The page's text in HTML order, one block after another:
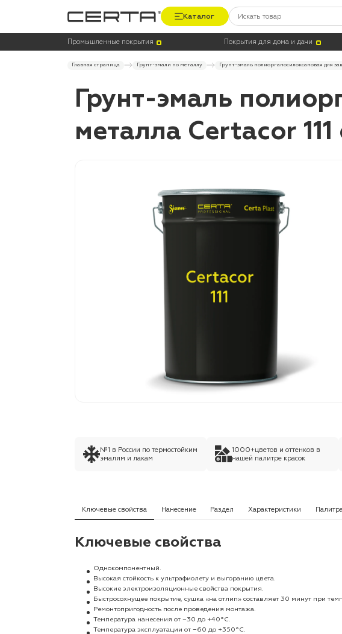
Каталог
Промышленные покрытия Покрытия для дома и дачи
Главная страница Грунт-эмали по металлу Грунт-эмаль полиорганосилоксановая для
Грунт-эмаль
металла Certacor
№1 в России по термостойким
эмалям и лакам
1000+цветов и оттенков в
нашей палитре красок
Ключевые свойства Нанесение Раздел Характеристики
Ключевые свойства
Однокомпонентный.
Высокая стойкость к ультрафиолету и выгоранию цвета.
Высокие электроизоляционные свойства покрытия.
Быстросохнущее покрытие, сушка «на отлип» составляет 30 минут при
Ремонтопригодность после проведения монтажа.
Температура нанесения от −30 до +40°С.
Температура эксплуатации от −60 до +350°С.